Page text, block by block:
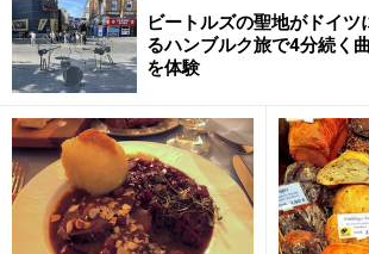
に。
地理的にヨーロッパの中心に位置し、
ダの国境に近いデュッセルドルフは、
街。レストランやショッピング街も充
り日本人にとって過ごしやすい環境が
快適な滞在が期待できます。
ビートルズの聖地がドイツ
るハンブルク旅で4分続く
を体験